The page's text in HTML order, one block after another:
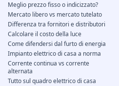
Meglio prezzo fisso o indicizzato?
Mercato libero vs mercato tutelato
Differenza tra fornitori e distributori
Calcolare il costo della luce
Come difendersi dal furto di energia
Impianto elettrico di casa a norma
Corrente continua vs corrente
alternata
Tutto sul quadro elettrico di casa